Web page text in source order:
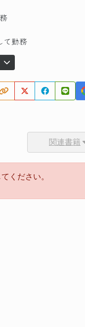
て勤務
関連書籍
てください。